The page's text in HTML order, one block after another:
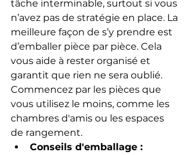
tâche interminable, surtout si vous
n’avez pas de stratégie en place. La
meilleure façon de s’y prendre est
d’emballer pièce par pièce. Cela
vous aide à rester organisé et
garantit que rien ne sera oublié.
Commencez par les pièces que
vous utilisez le moins, comme les
chambres d'amis ou les espaces
de rangement.
Conseils d'emballage :